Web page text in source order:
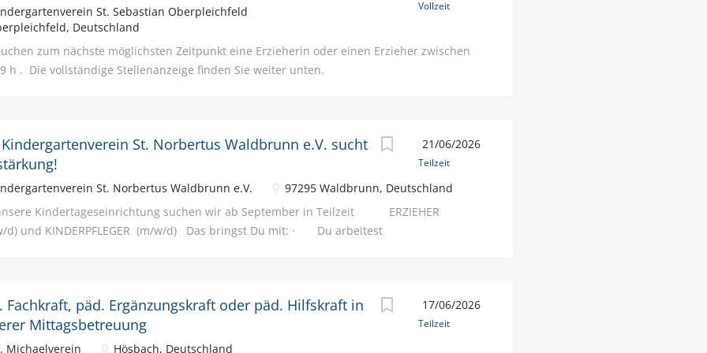
und Netzwerkpartnern. Was wir bieten: leistungsgerechte Vergütung nach AVR-
Jahressonderzahlung und Leistungsentgelt Gestaltungs- und Entscheidungsfreiraum
Weiterführung des Konzeptes vertrauensvolle Zusammenarbeit und Unterstützung der
und Verwaltung Begleitung und...
Vollzeit
St. Sebastian Oberpleichfeld
Deutschland
zum nächste möglichsten Zeitpunkt eine Erzieherin oder einen Erzieher zwischen
h . Die vollständige Stellenanzeige finden Sie weiter unten.
21/06/2026
Teilzeit
St. Norbertus Waldbrunn e.V. sucht
St. Norbertus Waldbrunn e.V.
97295 Waldbrunn, Deutschland
Kindertageseinrichtung suchen wir ab September in Teilzeit ERZIEHER
d) und KINDERPFLEGER (m/w/d) Das bringst Du mit: · Du arbeitest
und liebst den Wald genauso wie wir? · Du hast Humor, lachst gerne und überzeugst
positiven Lebenseinstellung? · Du bist flexibel und zeigst Engagement? Das
wir Dir: · neugierige, einzigartige und fröhliche Kinder · ein harmonisches,
17/06/2026
Teilzeit
Fachkraft, päd. Ergänzungskraft oder päd. Hilfskraft in
Mittagsbetreuung
Michaelverein
Hösbach, Deutschland